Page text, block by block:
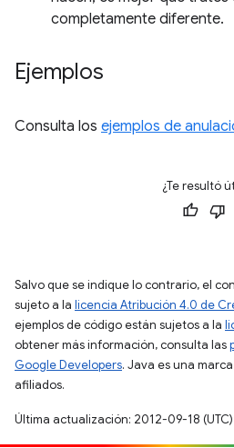
completamente diferente.
Ejemplos
Consulta los ejemplos de
¿Te resultó
Salvo que se indique lo contrario, el
sujeto a la licencia Atribución 4.0 de
ejemplos de código están sujetos a la
obtener más información, consulta las
Google Developers. Java es una
afiliados.
Última actualización: 2012-09-18 (UTC)